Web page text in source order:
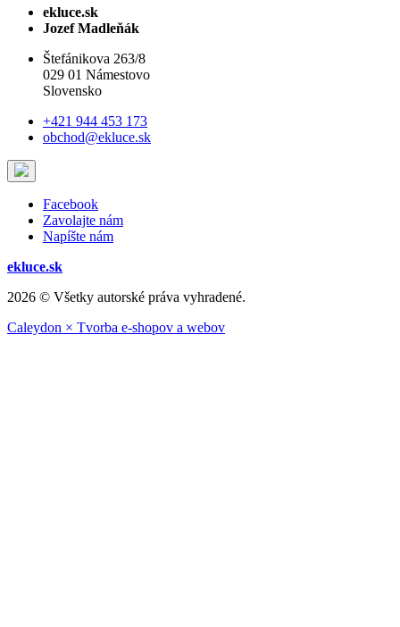
ekluce.sk
Jozef Madleňák
Štefánikova 263/8
029 01 Námestovo
Slovensko
+421 944 453 173
obchod@ekluce.sk
Facebook
Zavolajte nám
Napíšte nám
ekluce.sk
2026 © Všetky autorské práva vyhradené.
Caleydon × Tvorba e-shopov a webov